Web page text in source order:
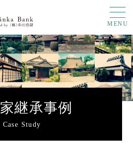
MENU
継承事例
Case Study